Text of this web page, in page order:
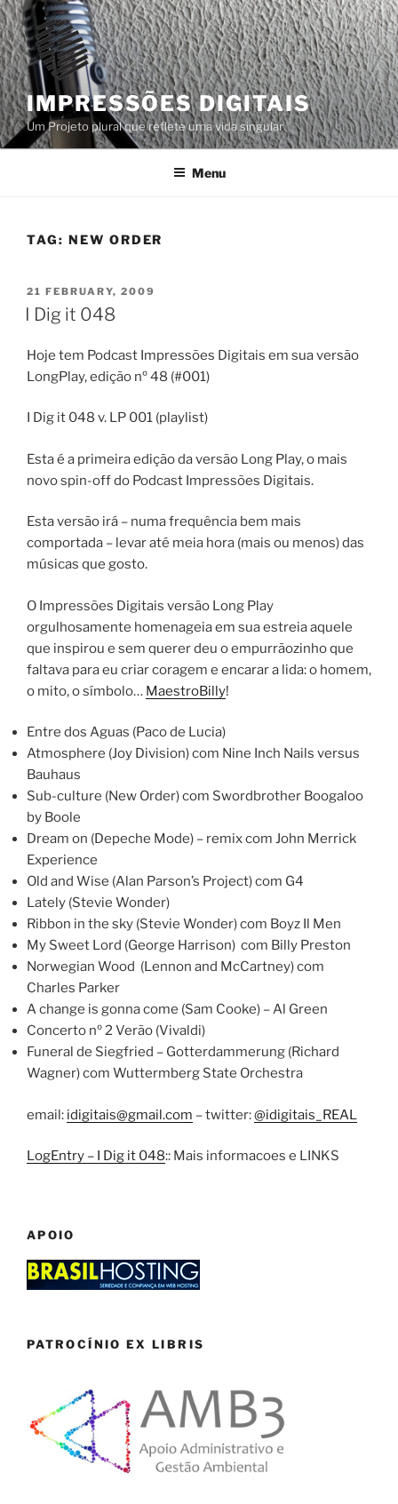
Skip
to
content
IMPRESSÕES DIGITAIS
Um Projeto plural que reflete uma vida singular
Menu
TAG: NEW ORDER
POSTED
ON
21 FEBRUARY, 2009
I Dig it 048
Hoje tem Podcast Impressões Digitais em sua versão
LongPlay, edição nº 48 (#001)
I Dig it 048 v. LP 001 (playlist)
Esta é a primeira edição da versão Long Play, o mais
novo spin-off do Podcast Impressões Digitais.
Esta versão irá – numa frequência bem mais
comportada – levar até meia hora (mais ou menos) das
músicas que gosto.
O Impressões Digitais versão Long Play
orgulhosamente homenageia em sua estreia aquele
que inspirou e sem querer deu o empurrãozinho que
faltava para eu criar coragem e encarar a lida: o homem,
o mito, o símbolo… MaestroBilly!
Entre dos Aguas (Paco de Lucia)
Atmosphere (Joy Division) com Nine Inch Nails versus
Bauhaus
Sub-culture (New Order) com Swordbrother Boogaloo
by Boole
Dream on (Depeche Mode) – remix com John Merrick
Experience
Old and Wise (Alan Parson’s Project) com G4
Lately (Stevie Wonder)
Ribbon in the sky (Stevie Wonder) com Boyz Il Men
My Sweet Lord (George Harrison) com Billy Preston
Norwegian Wood (Lennon and McCartney) com
Charles Parker
A change is gonna come (Sam Cooke) – Al Green
Concerto nº 2 Verão (Vivaldi)
Funeral de Siegfried – Gotterdammerung (Richard
Wagner) com Wuttermberg State Orchestra
email: idigitais@gmail.com – twitter:@idigitais_REAL
LogEntry – I Dig it 048:: Mais informacoes e LINKS
APOIO
PATROCÍNIO EX LIBRIS